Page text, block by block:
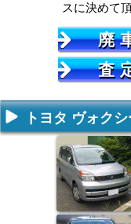
スに決めて
廃
査
トヨタ ヴォク